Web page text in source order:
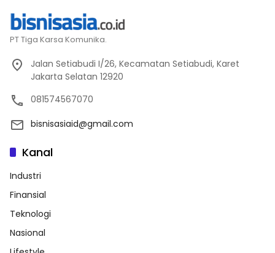
PT Tiga Karsa Komunika.
Jalan Setiabudi I/26, Kecamatan Setiabudi, Karet
Jakarta Selatan 12920
081574567070
bisnisasiaid@gmail.com
Kanal
Industri
Finansial
Teknologi
Nasional